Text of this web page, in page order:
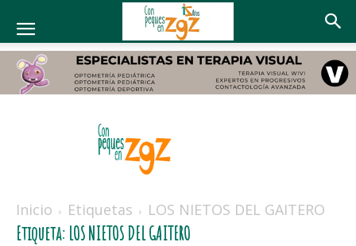
en
Zaragoza
Inicio Etiquetas LOS NIETOS DEL GAITERO
Etiqueta: LOS NIETOS DEL GAITERO